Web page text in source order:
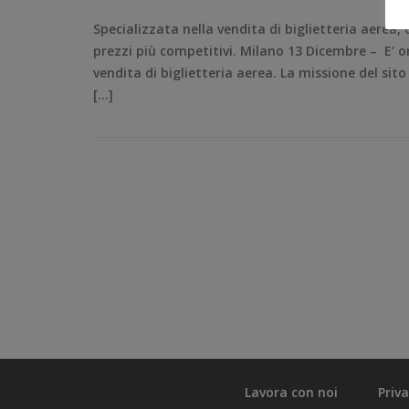
Specializzata nella vendita di biglietteria aerea,
prezzi più competitivi. Milano 13 Dicembre – E’
vendita di biglietteria aerea. La missione del
[…]
Lavora con noi